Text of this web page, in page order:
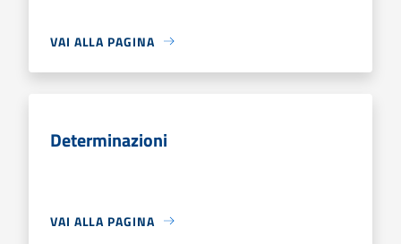
VAI ALLA PAGINA
Determinazioni
VAI ALLA PAGINA